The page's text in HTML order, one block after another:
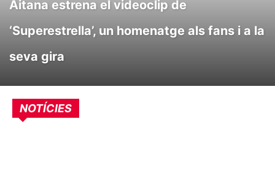
Aitana estrena el videoclip de
‘Superestrella’, un homenatge als fans i a la
seva gira
NOTÍCIES